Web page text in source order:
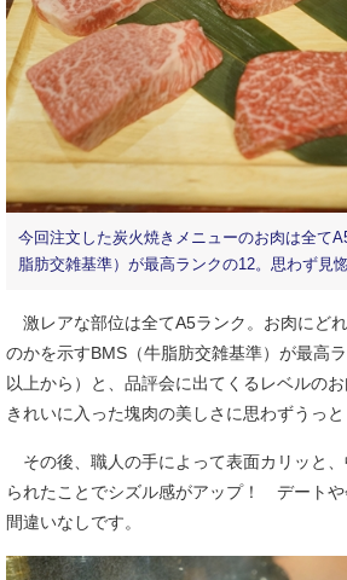
今回注文した炭火焼きメニューのお肉は全て
脂肪交雑基準）が最高ランクの12。思わず見
激レアな部位は全てA5ランク。お肉にど
のかを示すBMS（牛脂肪交雑基準）が最高
以上から）と、品評会に出てくるレベルの
きれいに入った塊肉の美しさに思わずうっと
その後、職人の手によって表面カリッと
られたことでシズル感がアップ！ デートや
間違いなしです。